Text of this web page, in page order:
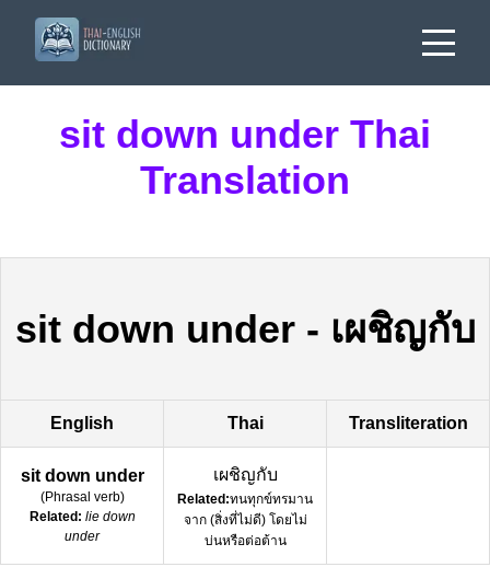
sit down under Thai
Translation
sit down under- เผชิญกับ
English Thai Transliteration
sit down under
(Phrasal verb)
Related: lie down
under
เผชิญกับ
Related:ทนทุกข์ทรมาน
จาก (สิ่งที่ไม่ดี) โดยไม่
บ่นหรือต่อต้าน